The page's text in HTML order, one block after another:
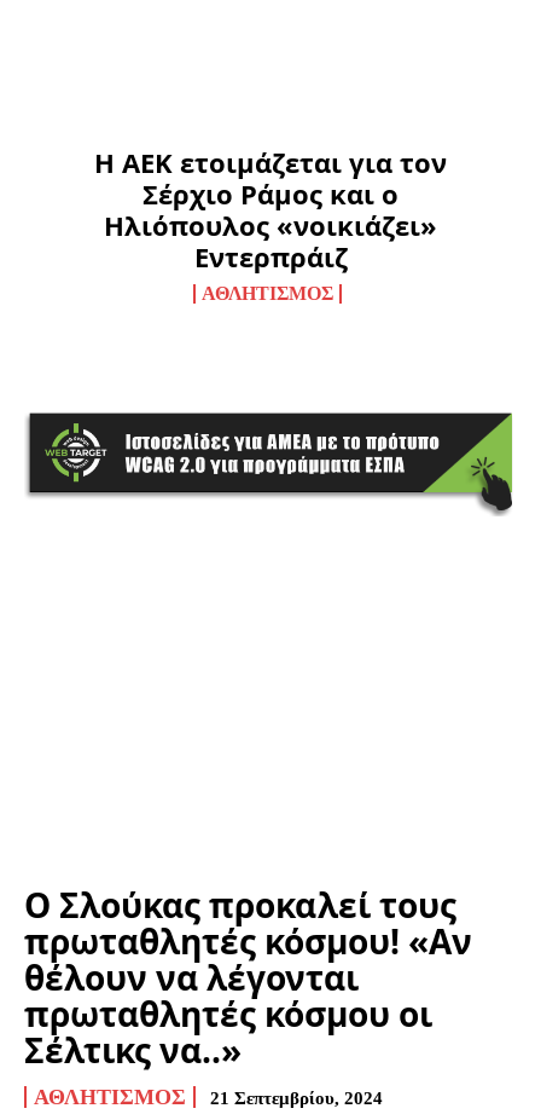
Η ΑΕΚ ετοιμάζεται για τον
Σέρχιο Ράμος και ο
Ηλιόπουλος «νοικιάζει»
Εντερπράιζ
ΑΘΛΗΤΙΣΜΌΣ
Ο Σλούκας προκαλεί τους
πρωταθλητές κόσμου! «Αν
θέλουν να λέγονται
πρωταθλητές κόσμου οι
Σέλτικς να..»
ΑΘΛΗΤΙΣΜΌΣ 21 Σεπτεμβρίου, 2024